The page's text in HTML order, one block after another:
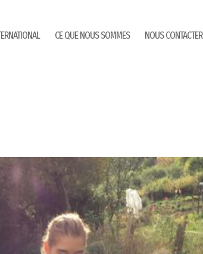
CE QUE NOUS SOMMES NOUS CONTACTER